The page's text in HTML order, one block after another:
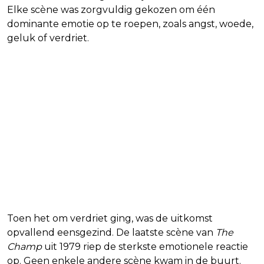
Elke scène was zorgvuldig gekozen om één
dominante emotie op te roepen, zoals angst, woede,
geluk of verdriet.
Toen het om verdriet ging, was de uitkomst
opvallend eensgezind. De laatste scène van The
Champuit 1979 riep de sterkste emotionele reactie
op. Geen enkele andere scène kwam in de buurt.